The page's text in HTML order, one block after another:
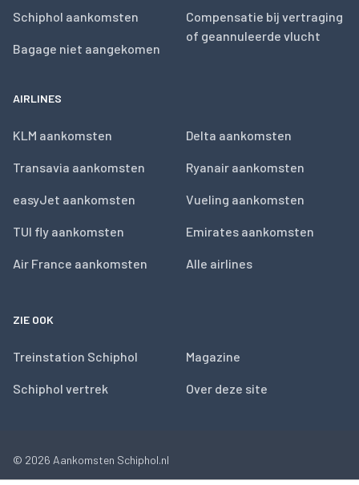
Schiphol aankomsten
Bagage niet aangekomen
Compensatie bij vertraging
of geannuleerde vlucht
AIRLINES
KLM aankomsten
Transavia aankomsten
easyJet aankomsten
TUI fly aankomsten
Air France aankomsten
Delta aankomsten
Ryanair aankomsten
Vueling aankomsten
Emirates aankomsten
Alle airlines
ZIE OOK
Treinstation Schiphol
Schiphol vertrek
Magazine
Over deze site
© 2026 Aankomsten Schiphol.nl